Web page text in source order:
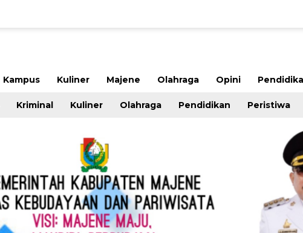
Kampus Kuliner Majene Olahraga Opini
Kriminal Kuliner Olahraga Pendidikan Peristiwa